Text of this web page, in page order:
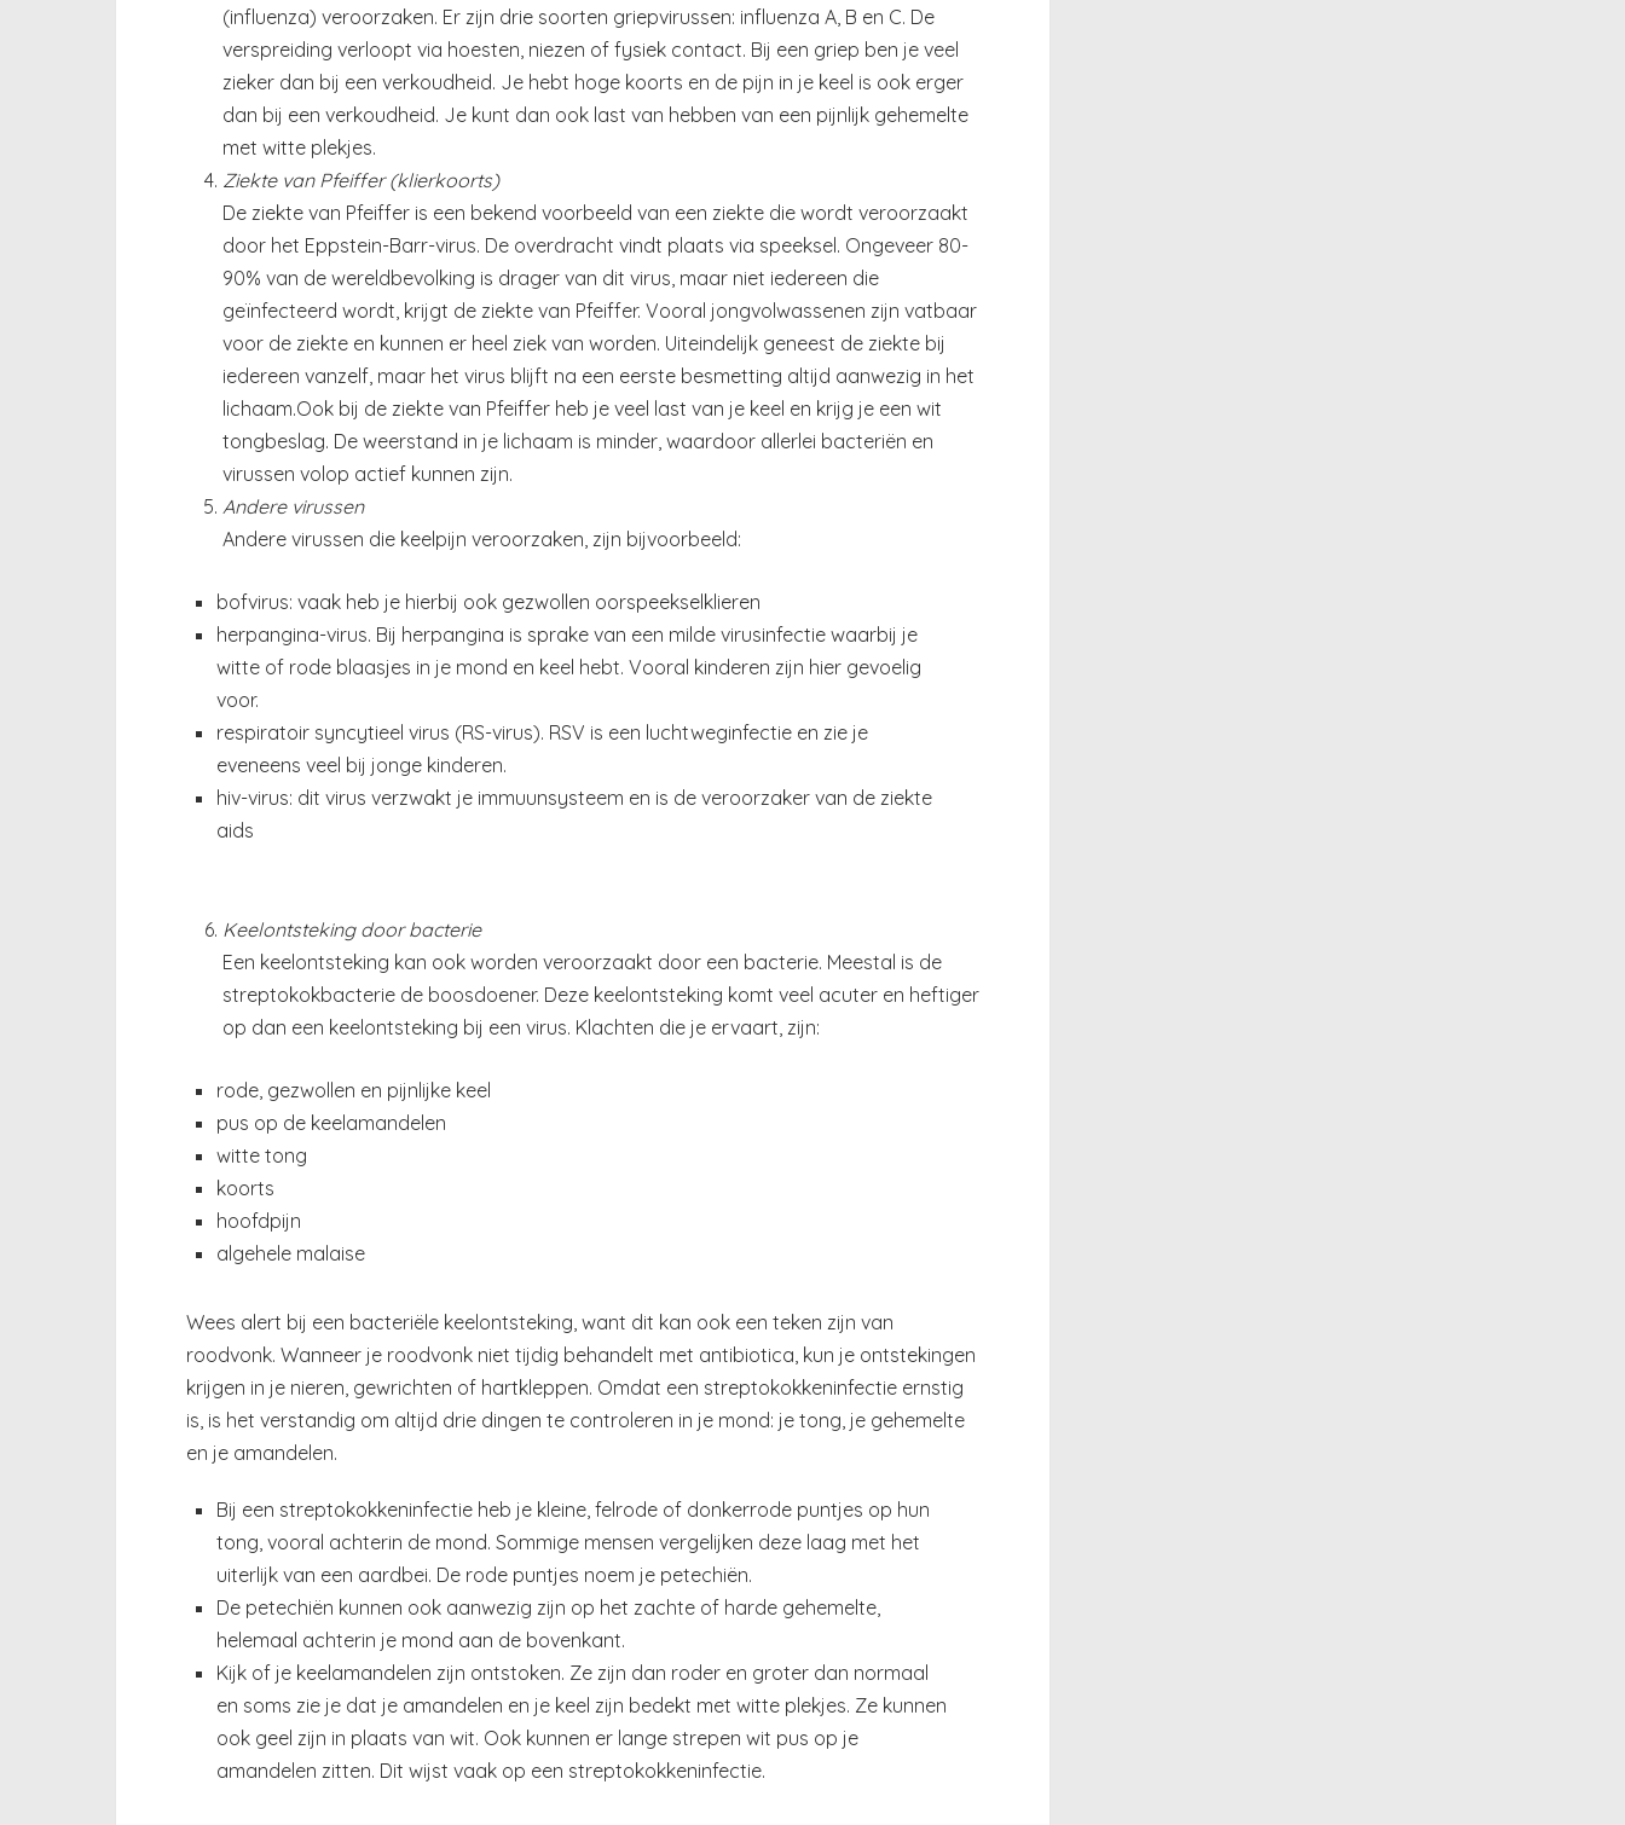
(influenza) veroorzaken. Er zijn drie soorten griepvirussen: influenza A, B en C. De
verspreiding verloopt via hoesten, niezen of fysiek contact. Bij een griep ben je veel
zieker dan bij een verkoudheid. Je hebt hoge koorts en de pijn in je keel is ook erger
dan bij een verkoudheid. Je kunt dan ook last van hebben van een pijnlijk gehemelte
met witte plekjes.
Ziekte van Pfeiffer (klierkoorts)
De ziekte van Pfeiffer is een bekend voorbeeld van een ziekte die wordt veroorzaakt
door het Eppstein-Barr-virus. De overdracht vindt plaats via speeksel. Ongeveer 80-
90% van de wereldbevolking is drager van dit virus, maar niet iedereen die
geïnfecteerd wordt, krijgt de ziekte van Pfeiffer. Vooral jongvolwassenen zijn vatbaar
voor de ziekte en kunnen er heel ziek van worden. Uiteindelijk geneest de ziekte bij
iedereen vanzelf, maar het virus blijft na een eerste besmetting altijd aanwezig in het
lichaam.Ook bij de ziekte van Pfeiffer heb je veel last van je keel en krijg je een wit
tongbeslag. De weerstand in je lichaam is minder, waardoor allerlei bacteriën en
virussen volop actief kunnen zijn.
Andere virussen
Andere virussen die keelpijn veroorzaken, zijn bijvoorbeeld:
bofvirus: vaak heb je hierbij ook gezwollen oorspeekselklieren
herpangina-virus. Bij herpangina is sprake van een milde virusinfectie waarbij je
witte of rode blaasjes in je mond en keel hebt. Vooral kinderen zijn hier gevoelig
voor.
respiratoir syncytieel virus (RS-virus). RSV is een luchtweginfectie en zie je
eveneens veel bij jonge kinderen.
hiv-virus: dit virus verzwakt je immuunsysteem en is de veroorzaker van de ziekte
aids
Keelontsteking door bacterie
Een keelontsteking kan ook worden veroorzaakt door een bacterie. Meestal is de
streptokokbacterie de boosdoener. Deze keelontsteking komt veel acuter en heftiger
op dan een keelontsteking bij een virus. Klachten die je ervaart, zijn:
rode, gezwollen en pijnlijke keel
pus op de keelamandelen
witte tong
koorts
hoofdpijn
algehele malaise
Wees alert bij een bacteriële keelontsteking, want dit kan ook een teken zijn van
roodvonk. Wanneer je roodvonk niet tijdig behandelt met antibiotica, kun je ontstekingen
krijgen in je nieren, gewrichten of hartkleppen. Omdat een streptokokkeninfectie ernstig
is, is het verstandig om altijd drie dingen te controleren in je mond: je tong, je gehemelte
en je amandelen.
Bij een streptokokkeninfectie heb je kleine, felrode of donkerrode puntjes op hun
tong, vooral achterin de mond. Sommige mensen vergelijken deze laag met het
uiterlijk van een aardbei. De rode puntjes noem je petechiën.
De petechiën kunnen ook aanwezig zijn op het zachte of harde gehemelte,
helemaal achterin je mond aan de bovenkant.
Kijk of je keelamandelen zijn ontstoken. Ze zijn dan roder en groter dan normaal
en soms zie je dat je amandelen en je keel zijn bedekt met witte plekjes. Ze kunnen
ook geel zijn in plaats van wit. Ook kunnen er lange strepen wit pus op je
amandelen zitten. Dit wijst vaak op een streptokokkeninfectie.